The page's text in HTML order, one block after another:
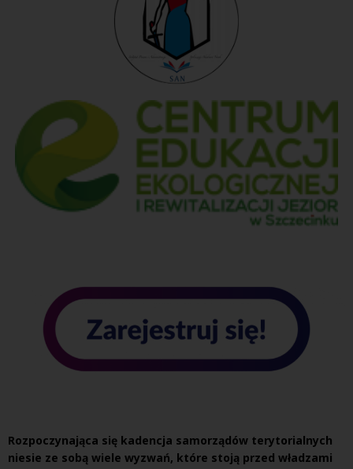
Rozpoczynająca się kadencja samorządów terytorialnych
niesie ze sobą wiele wyzwań, które stoją przed władzami